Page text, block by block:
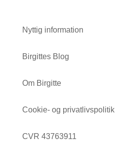
Nyttig information
Birgittes Blog
Om Birgitte
Cookie- og privatlivspolitik
CVR 43763911